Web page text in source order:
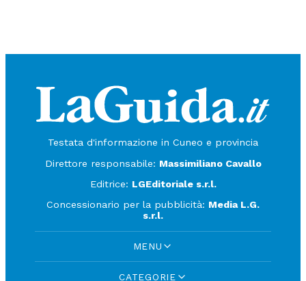
Testata d'informazione in Cuneo e provincia
Direttore responsabile: Massimiliano Cavallo
Editrice: LGEditoriale s.r.l.
Concessionario per la pubblicità: Media L.G.
s.r.l.
MENU
CATEGORIE